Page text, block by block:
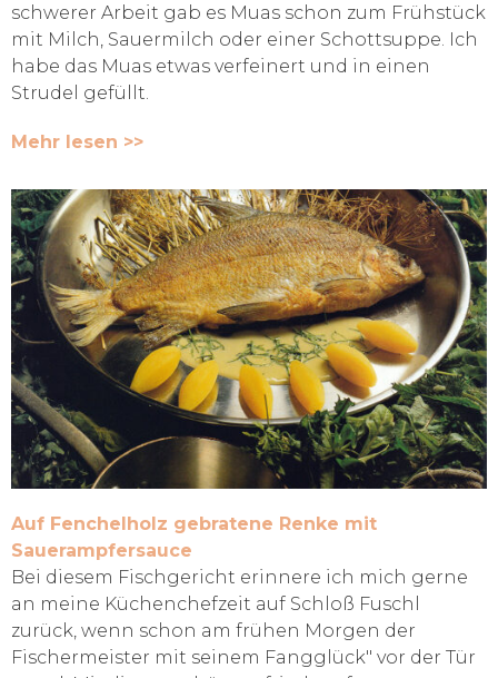
schwerer Arbeit gab es Muas schon zum Frühstück
mit Milch, Sauermilch oder einer Schottsuppe. Ich
habe das Muas etwas verfeinert und in einen
Strudel gefüllt.
Mehr lesen >>
Auf Fenchelholz gebratene Renke mit
Sauerampfersauce
Bei diesem Fischgericht erinnere ich mich gerne
an meine Küchenchefzeit auf Schloß Fuschl
zurück, wenn schon am frühen Morgen der
Fischermeister mit seinem Fangglück" vor der Tür